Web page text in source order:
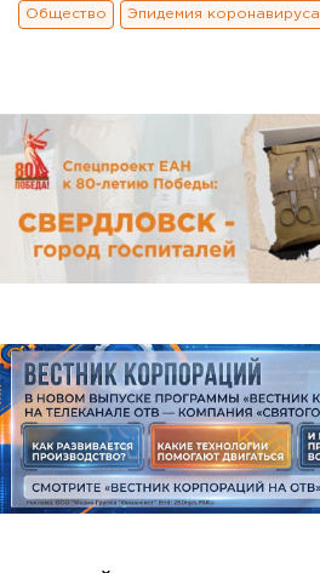
Общество Эпидемия коронавируса